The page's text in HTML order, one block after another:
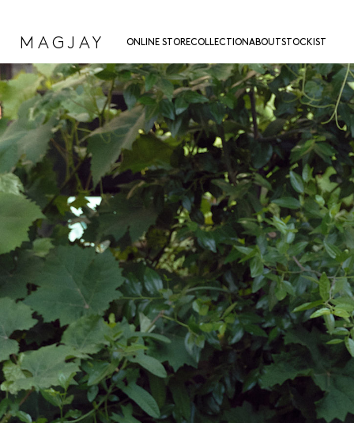
MAGJAY ONLINE STORECOLLECTIONABOUTSTOCKIST